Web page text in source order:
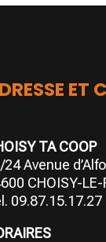
ET
TA COOP
24 Avenue
CHOISY-LE-
09.87.15.17.27